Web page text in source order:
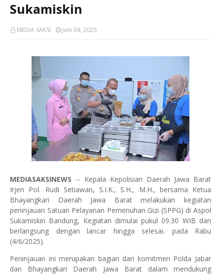
Sukamiskin
MEDIA SAKSI Juni 04, 2025
MEDIASAKSINEWS -- Kepala Kepolisian Daerah Jawa Barat
Irjen Pol. Rudi Setiawan, S.I.K., S.H., M.H., bersama Ketua
Bhayangkari Daerah Jawa Barat melakukan kegiatan
peninjauan Satuan Pelayanan Pemenuhan Gizi (SPPG) di Aspol
Sukamiskin Bandung, Kegiatan dimulai pukul 09.30 WIB dan
berlangsung dengan lancar hingga selesai. pada Rabu
(4/6/2025).
Peninjauan ini merupakan bagian dari komitmen Polda Jabar
dan Bhayangkari Daerah Jawa Barat dalam mendukung